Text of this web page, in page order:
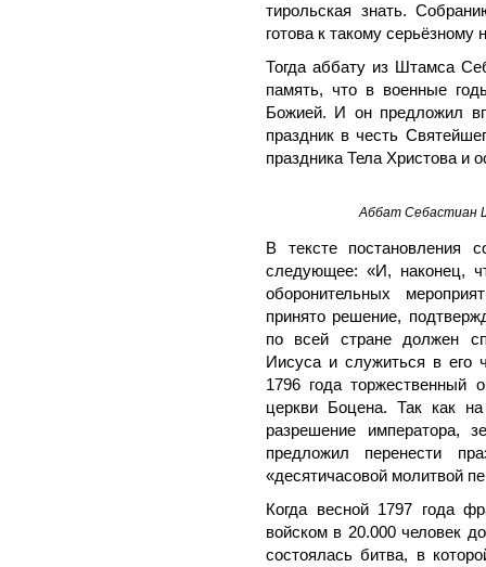
тирольская знать.
готова к такому серьёзному
Тогда аббату из Штамса
память, что в военные
Божией. И он предложил
праздник в честь
праздника Тела Христова и
Аббат Себастиан
В тексте постановления
следующее: «И, наконец,
оборонительных
принято решение,
по всей стране должен
Иисуса и служиться в его
1796 года торжественный
церкви Боцена. Так как на
разрешение императора,
предложил перенести
«десятичасовой молитвой
Когда весной 1797 года
войском в 20.000 человек
состоялась битва, в